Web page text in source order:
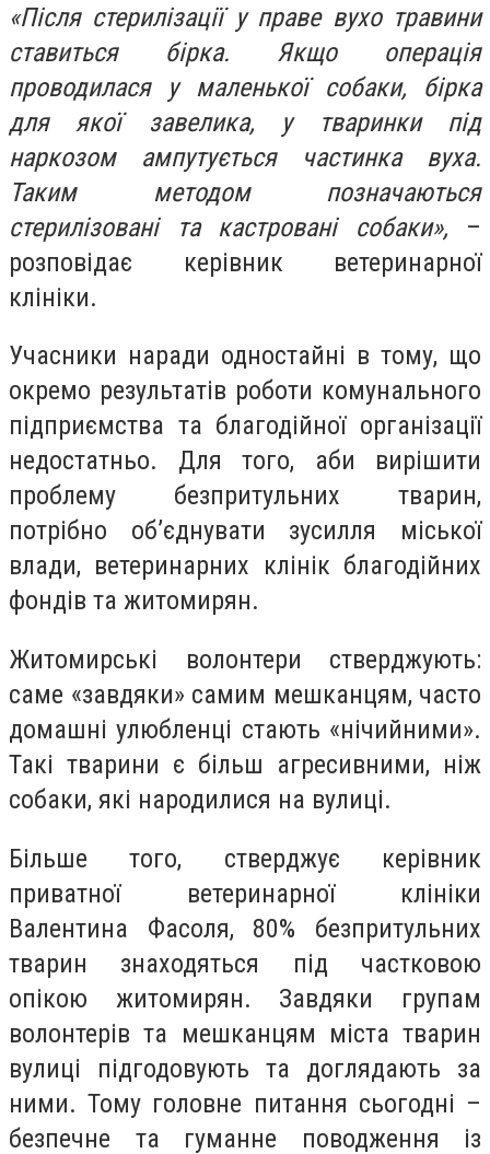
«Після стерилізації у праве вухо травини
ставиться бірка. Якщо операція
проводилася у маленької собаки, бірка
для якої завелика, у тваринки під
наркозом ампутується частинка вуха.
Таким методом позначаються
стерилізовані та кастровані собаки», –
розповідає керівник ветеринарної
клініки.
Учасники наради одностайні в тому, що
окремо результатів роботи комунального
підприємства та благодійної організації
недостатньо. Для того, аби вирішити
проблему безпритульних тварин,
потрібно об’єднувати зусилля міської
влади, ветеринарних клінік благодійних
фондів та житомирян.
Житомирські волонтери стверджують:
саме «завдяки» самим мешканцям, часто
домашні улюбленці стають «нічийними».
Такі тварини є більш агресивними, ніж
собаки, які народилися на вулиці.
Більше того, стверджує керівник
приватної ветеринарної клініки
Валентина Фасоля, 80% безпритульних
тварин знаходяться під частковою
опікою житомирян. Завдяки групам
волонтерів та мешканцям міста тварин
вулиці підгодовують та доглядають за
ними. Тому головне питання сьогодні –
безпечне та гуманне поводження із